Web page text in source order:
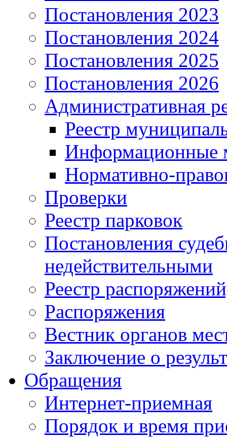
Постановления 2023
Постановления 2024
Постановления 2025
Постановления 2026
Административная
Реестр
Информационные
Нормативно-
Проверки
Реестр парковок
Постановления
недействительными
Реестр
Распоряжения
Вестник органов
Заключение о
Обращения
Интернет-приемная
Порядок и время